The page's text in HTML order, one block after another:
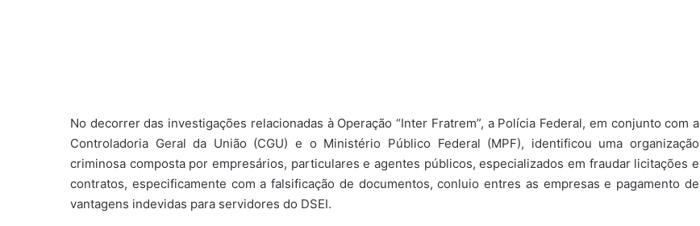
No decorrer das investigações relacionadas à Operação “Inter Fratrem”, a Polícia Federal, em conjunto com a
Controladoria Geral da União (CGU) e o Ministério Público Federal (MPF), identificou uma organização
criminosa composta por empresários, particulares e agentes públicos, especializados em fraudar licitações e
contratos, especificamente com a falsificação de documentos, conluio entres as empresas e pagamento de
vantagens indevidas para servidores do DSEI.